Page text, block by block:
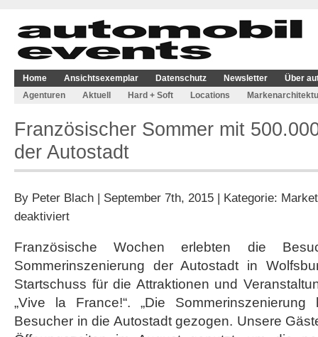
Home Ansichtsexemplar Datenschutz Newsletter
Über
Agenturen
Aktuell Hard + Soft Locations
Französischer Sommer mit
der Autostadt
By Peter Blach | September 7th, 2015 | Kategorie:
deaktiviertfür
mit
500.000
in
der
Autostadt
Französische Wochen erlebten die
Sommerinszenierung der Autostadt in
Startschuss für die Attraktionen und
„Vive la France!“. „Die
Besucher in die Autostadt gezogen. Unsere